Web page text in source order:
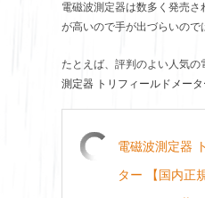
電磁波測定器は数多く発売
が高いので手が出づらいので
たとえば、評判のよい人気の
測定器 トリフィールドメータ
電磁波測定器
ター 【国内正